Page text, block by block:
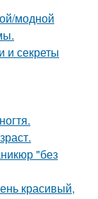
модной
и секреты
"без
красивый,